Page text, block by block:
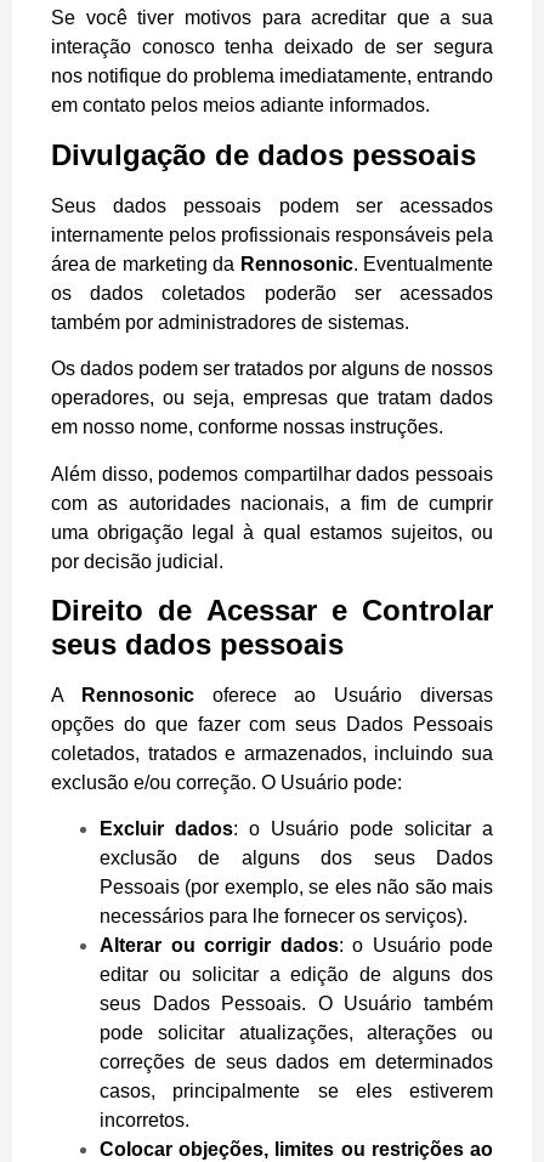
Se você tiver motivos para acreditar que a sua
interação conosco tenha deixado de ser segura
nos notifique do problema imediatamente, entrando
em contato pelos meios adiante informados.
Divulgação de dados pessoais
Seus dados pessoais podem ser acessados
internamente pelos profissionais responsáveis pela
área de marketing da Rennosonic. Eventualmente
os dados coletados poderão ser acessados
também por administradores de sistemas.
Os dados podem ser tratados por alguns de nossos
operadores, ou seja, empresas que tratam dados
em nosso nome, conforme nossas instruções.
Além disso, podemos compartilhar dados pessoais
com as autoridades nacionais, a fim de cumprir
uma obrigação legal à qual estamos sujeitos, ou
por decisão judicial.
Direito de Acessar e Controlar
seus dados pessoais
A Rennosonicoferece ao Usuário diversas
opções do que fazer com seus Dados Pessoais
coletados, tratados e armazenados, incluindo sua
exclusão e/ou correção. O Usuário pode:
Excluir dados: o Usuário pode solicitar a
exclusão de alguns dos seus Dados
Pessoais (por exemplo, se eles não são mais
necessários para lhe fornecer os serviços).
Alterar ou corrigir dados: o Usuário pode
editar ou solicitar a edição de alguns dos
seus Dados Pessoais. O Usuário também
pode solicitar atualizações, alterações ou
correções de seus dados em determinados
casos, principalmente se eles estiverem
incorretos.
Colocar objeções, limites ou restrições ao